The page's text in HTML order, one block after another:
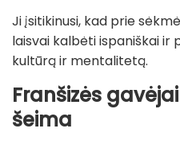
Ji įsitikinusi, kad prie
laisvai kalbėti ispaniškai ir
kultūrą ir mentalitetą.
Franšizės
šeima